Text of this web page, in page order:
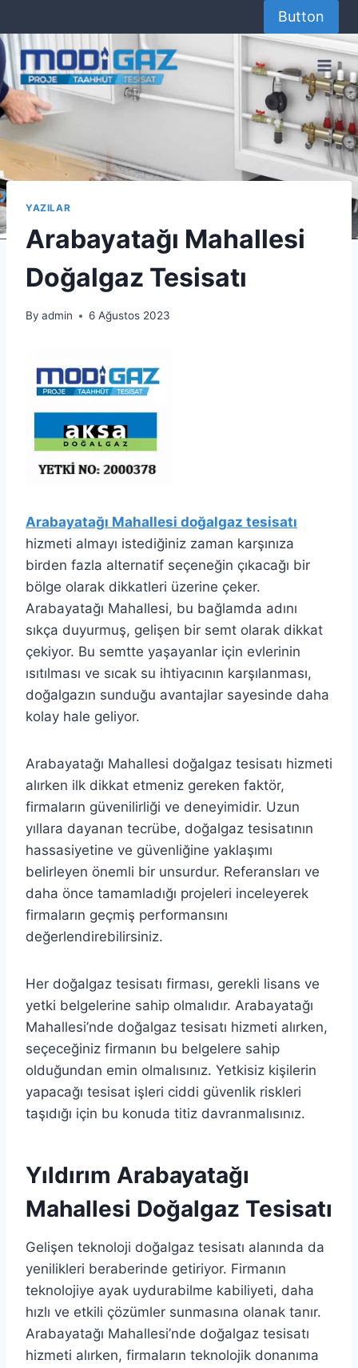
to
content
Button
YAZILAR
Arabayatağı Mahallesi
Doğalgaz Tesisatı
By admin 6 Ağustos 2023
Arabayatağı Mahallesi doğalgaz tesisatı
hizmeti almayı istediğiniz zaman karşınıza
birden fazla alternatif seçeneğin çıkacağı bir
bölge olarak dikkatleri üzerine çeker.
Arabayatağı Mahallesi, bu bağlamda adını
sıkça duyurmuş, gelişen bir semt olarak dikkat
çekiyor. Bu semtte yaşayanlar için evlerinin
ısıtılması ve sıcak su ihtiyacının karşılanması,
doğalgazın sunduğu avantajlar sayesinde daha
kolay hale geliyor.
Arabayatağı Mahallesi doğalgaz tesisatı hizmeti
alırken ilk dikkat etmeniz gereken faktör,
firmaların güvenilirliği ve deneyimidir. Uzun
yıllara dayanan tecrübe, doğalgaz tesisatının
hassasiyetine ve güvenliğine yaklaşımı
belirleyen önemli bir unsurdur. Referansları ve
daha önce tamamladığı projeleri inceleyerek
firmaların geçmiş performansını
değerlendirebilirsiniz.
Her doğalgaz tesisatı firması, gerekli lisans ve
yetki belgelerine sahip olmalıdır. Arabayatağı
Mahallesi’nde doğalgaz tesisatı hizmeti alırken,
seçeceğiniz firmanın bu belgelere sahip
olduğundan emin olmalısınız. Yetkisiz kişilerin
yapacağı tesisat işleri ciddi güvenlik riskleri
taşıdığı için bu konuda titiz davranmalısınız.
Yıldırım Arabayatağı
Mahallesi Doğalgaz Tesisatı
Gelişen teknoloji doğalgaz tesisatı alanında da
yenilikleri beraberinde getiriyor. Firmanın
teknolojiye ayak uydurabilme kabiliyeti, daha
hızlı ve etkili çözümler sunmasına olanak tanır.
Arabayatağı Mahallesi’nde doğalgaz tesisatı
hizmeti alırken, firmaların teknolojik donanıma